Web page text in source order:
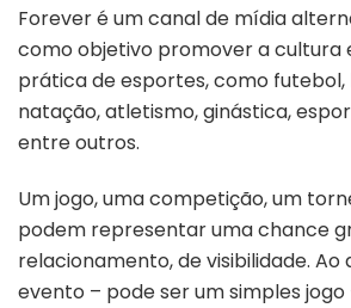
Forever é um canal de mídia
como objetivo promover a cultura
prática de esportes, como futebol,
natação, atletismo, ginástica,
entre outros.
Um jogo, uma competição, um
podem representar uma chance
relacionamento, de visibilidade.
evento – pode ser um simples